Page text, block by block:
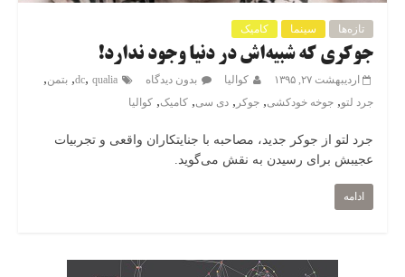
تازه‌ها سینما کامیک
جوکری که شبیه‌اش در دنیا وجود ندارد!
اردیبهشت ۲۷, ۱۳۹۵ کوالیا بدون دیدگاه dc,qualia
, بتمن,
جرد لتو, جوخه خودکشی, جوکر , دی سی, کامیک, کوالیا
جرد لتو از جوکر جدید، مصاحبه با جنایتکاران واقعی و تجربیات
عجیبش برای رسیدن به نقش می‌گوید.
ادامه